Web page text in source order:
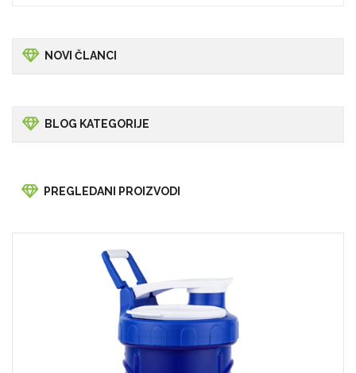
NOVI ČLANCI
BLOG KATEGORIJE
PREGLEDANI PROIZVODI